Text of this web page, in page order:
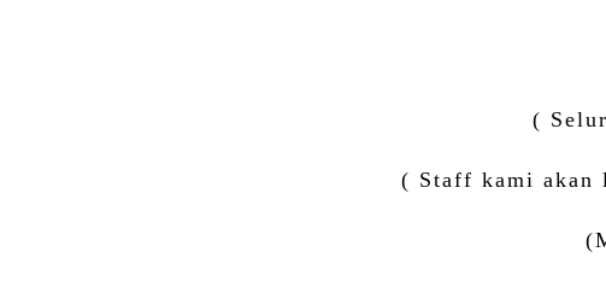
(
( Staff kami akan